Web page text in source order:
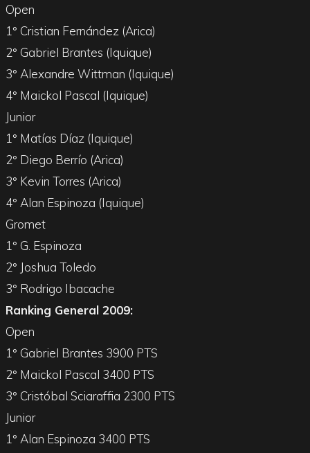
Open
1° Cristian Fernández (Arica)
2° Gabriel Brantes (Iquique)
3° Alexandre Wittman (Iquique)
4° Maickol Pascal (Iquique)
Junior
1° Matías Díaz (Iquique)
2° Diego Berrío (Arica)
3° Kevin Torres (Arica)
4° Alan Espinoza (Iquique)
Gromet
1° G. Espinoza
2° Joshua Toledo
3° Rodrigo Ibacache
Ranking General 2009:
Open
1° Gabriel Brantes 3900 PTS
2° Maickol Pascal 3400 PTS
3° Cristóbal Sciaraffia 2300 PTS
Junior
1° Alan Espinoza 3400 PTS